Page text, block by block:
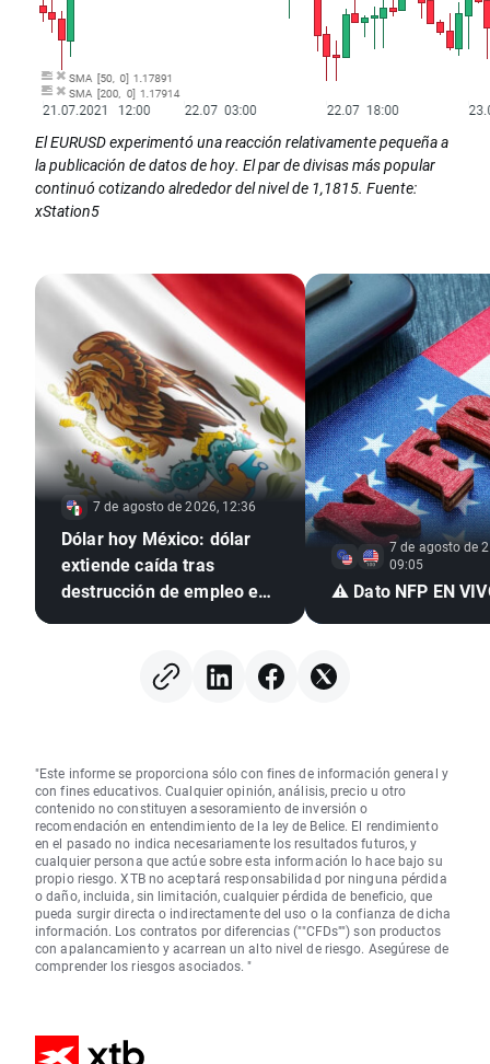
El EURUSD experimentó una reacción relativamente pequeña a
la publicación de datos de hoy. El par de divisas más popular
continuó cotizando alrededor del nivel de 1,1815. Fuente:
xStation5
7 de agosto de 2026, 12:36
Dólar hoy México: dólar
extiende caída tras
destrucción de empleo en
7 de agosto de
09:05
⚠️ Dato NFP EN
"Este informe se proporciona sólo con fines de información general y
con fines educativos. Cualquier opinión, análisis, precio u otro
contenido no constituyen asesoramiento de inversión o
recomendación en entendimiento de la ley de Belice. El rendimiento
en el pasado no indica necesariamente los resultados futuros, y
cualquier persona que actúe sobre esta información lo hace bajo su
propio riesgo. XTB no aceptará responsabilidad por ninguna pérdida
o daño, incluida, sin limitación, cualquier pérdida de beneficio, que
pueda surgir directa o indirectamente del uso o la confianza de dicha
información. Los contratos por diferencias (""CFDs"") son productos
con apalancamiento y acarrean un alto nivel de riesgo. Asegúrese de
comprender los riesgos asociados. "